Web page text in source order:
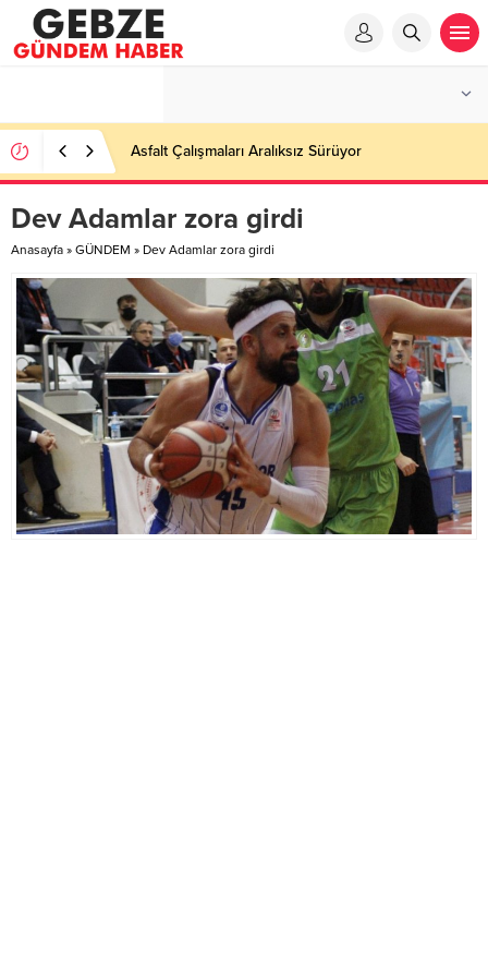
Asfalt Çalışmaları Aralıksız Sürüyor
Dev Adamlar zora girdi
Anasayfa » GÜNDEM » Dev Adamlar zora girdi